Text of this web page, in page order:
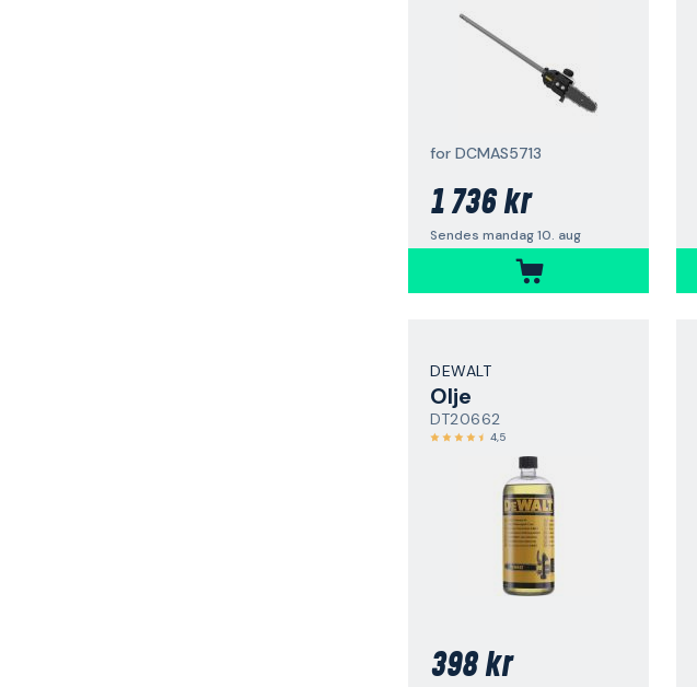
for DCMAS5713
1 736 kr
Sendes mandag 10. aug
DEWALT
Olje
DT20662
4,5
398 kr